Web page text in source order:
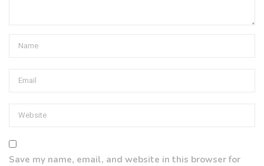
Save my name, email, and website in this browser for